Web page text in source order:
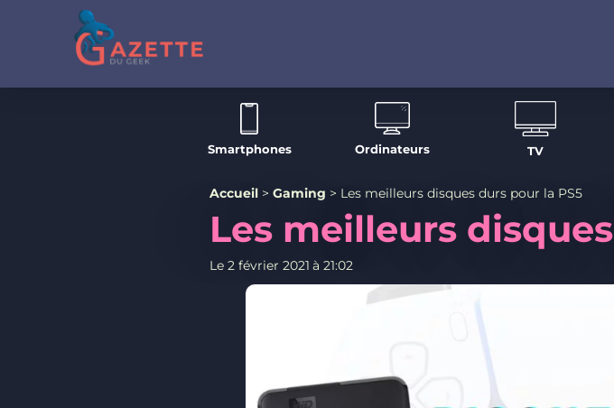
Smartphones Ordinateurs TV
Accueil > Gaming > Les meilleurs disques durs pour la PS5
Les meilleurs
Le 2 février 2021 à 21:02